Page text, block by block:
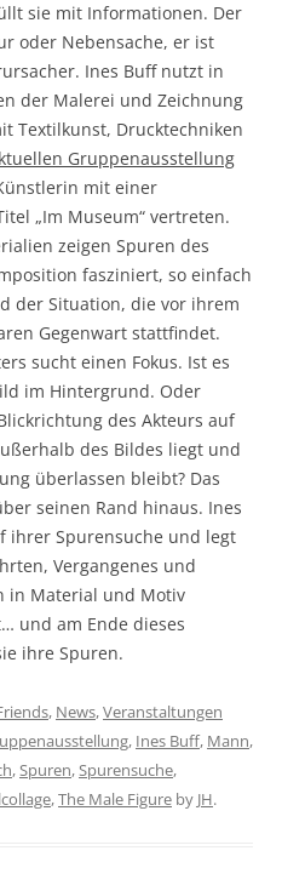
sie mit Informationen. Der
oder Nebensache, er ist
Ines Buff nutzt in
der Malerei und Zeichnung
Textilkunst, Drucktechniken
Gruppenausstellung
mit einer
„Im Museum“ vertreten.
zeigen Spuren des
fasziniert, so einfach
der Situation, die vor ihrem
Gegenwart stattfindet.
sucht einen Fokus. Ist es
im Hintergrund. Oder
des Akteurs auf
des Bildes liegt und
überlassen bleibt? Das
seinen Rand hinaus. Ines
ihrer Spurensuche und legt
Vergangenes und
in Material und Motiv
und am Ende dieses
ihre Spuren.
, News,Veranstaltungen
, Ines Buff, Mann,
,Spuren,Spurensuche,
,The Male Figure by JH.